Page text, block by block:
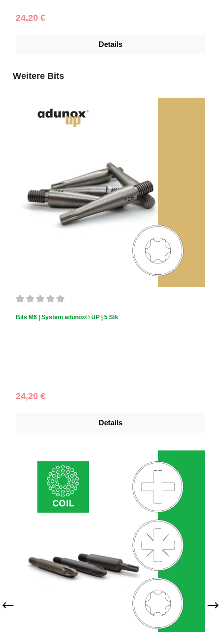
Regulärer Preis:
24,20 €
Details
Produktgalerie überspringen
Weitere Bits
Bits M6 | System adunox® UP | 5 Stk
Regulärer Preis:
24,20 €
Details